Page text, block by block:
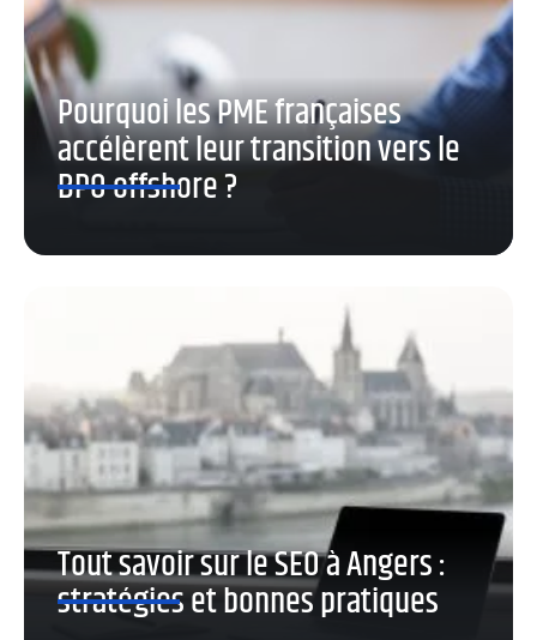
Pourquoi les PME françaises
accélèrent leur transition vers le
BPO offshore ?
Tout savoir sur le SEO à Angers :
stratégies et bonnes pratiques